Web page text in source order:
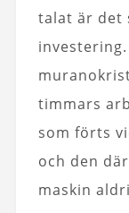
talat är det
timmars
som förts
och den
maskin